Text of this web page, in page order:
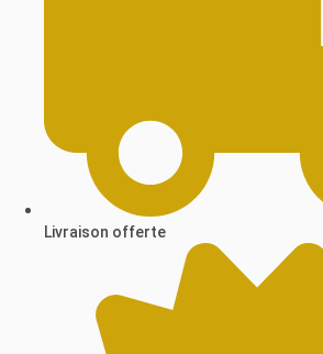
Livraison offerte